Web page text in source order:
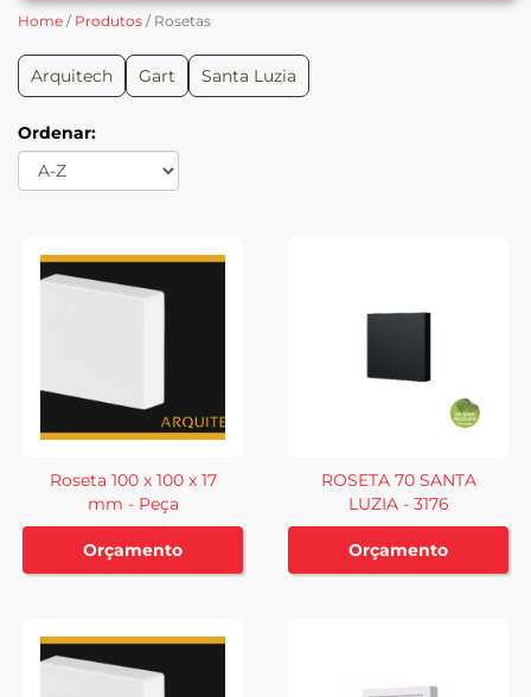
Home / Produtos / Rosetas
Arquitech Gart Santa Luzia
Ordenar:
Roseta 100 x 100 x 17
mm - Peça
Orçamento
ROSETA 70 SANTA
LUZIA - 3176
Orçamento